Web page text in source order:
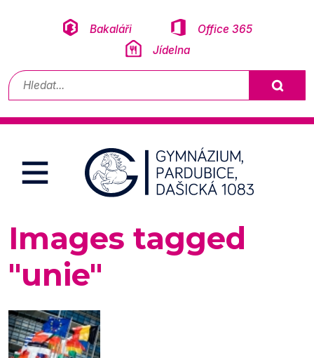
Bakaláři
Office 365
Jídelna
Vyhledávání
Images tagged
"unie"